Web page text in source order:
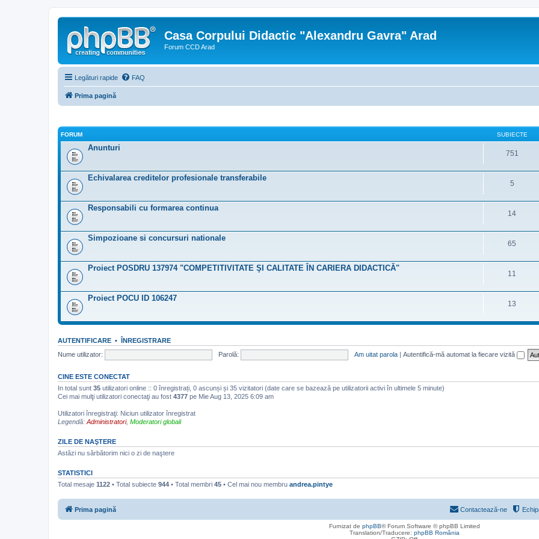
Casa Corpului Didactic "Alexandru Gavra" Arad
Forum CCD Arad
Legături rapide FAQ
Prima pagină
FORUM SUBIECTE
Anunturi
751
Echivalarea creditelor profesionale transferabile
5
Responsabili cu formarea continua
14
Simpozioane si concursuri nationale
65
Proiect POSDRU 137974 "COMPETITIVITATE ŞI CALITATE ÎN CARIERA DIDACTICĂ"
11
Proiect POCU ID 106247
13
AUTENTIFICARE • ÎNREGISTRARE
Nume utilizator:
Parolă: Am uitat parola | Autentifică-mă automat la fiecare vizită
CINE ESTE CONECTAT
In total sunt 35 utilizatori online :: 0 înregistrați, 0 ascunși și 35 vizitatori (date care se bazează pe utilizatorii activi în ultimele 5 minute)
Cei mai mulţi utilizatori conectaţi au fost 4377 pe Mie Aug 13, 2025 6:09 am
Utilizatori înregistraţi: Niciun utilizator înregistrat
Legendă: Administratori, Moderatori globali
ZILE DE NAŞTERE
Astăzi nu sărbătorim nici o zi de naştere
STATISTICI
Total mesaje 1122 • Total subiecte 944 • Total membri 45 • Cel mai nou membru andrea.pintye
Prima pagină Contactează-ne
Furnizat de phpBB® Forum Software © phpBB Limited
Translation/Traducere: phpBB România